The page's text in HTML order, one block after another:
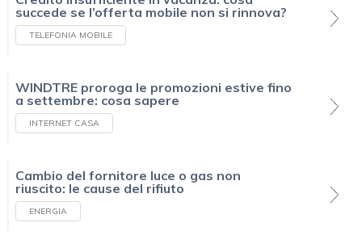
succede se l’offerta mobile non si rinnova?
TELEFONIA MOBILE
WINDTRE proroga le promozioni estive fino
a settembre: cosa sapere
INTERNET CASA
Cambio del fornitore luce o gas non
riuscito: le cause del rifiuto
ENERGIA